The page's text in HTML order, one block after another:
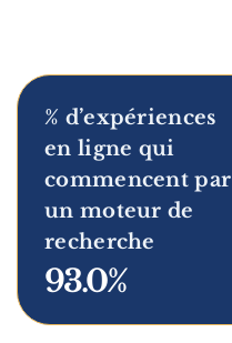
% d’expériences
en ligne qui
commencent par
un moteur de
recherche
9
93.0%